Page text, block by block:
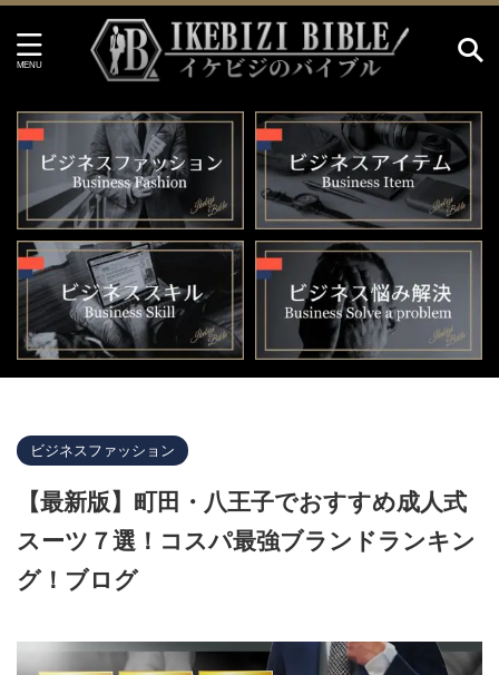
ビジネスファッション
【最新版】町田・八王子でおすすめ成人式
スーツ７選！コスパ最強ブランドランキン
グ！ブログ